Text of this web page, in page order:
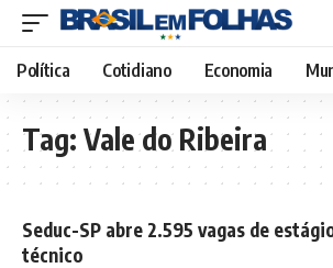
Política Cotidiano Economia
Tag: Vale do Ribeira
Seduc-SP abre 2.595 vagas de
técnico